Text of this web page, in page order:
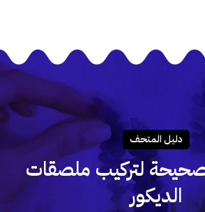
دليـل المتحـف
لتركيب ملصقات
الديكور